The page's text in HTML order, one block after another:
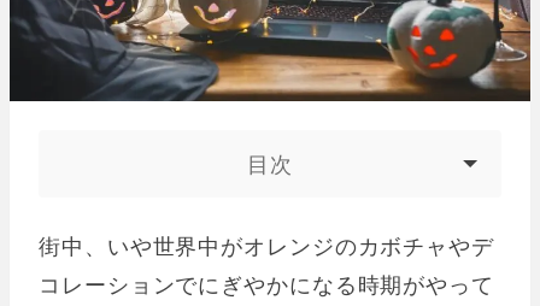
目次
街中、いや世界中がオレンジのカボチャやデ
コレーションでにぎやかになる時期がやって